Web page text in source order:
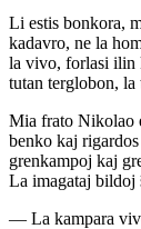
Li estis bonkora,
kadavro, ne la
la vivo, forlasi ilin
tutan terglobon,
Mia frato Nikolao
benko kaj
grenkampoj kaj
La imagataj bildoj
— La kampara